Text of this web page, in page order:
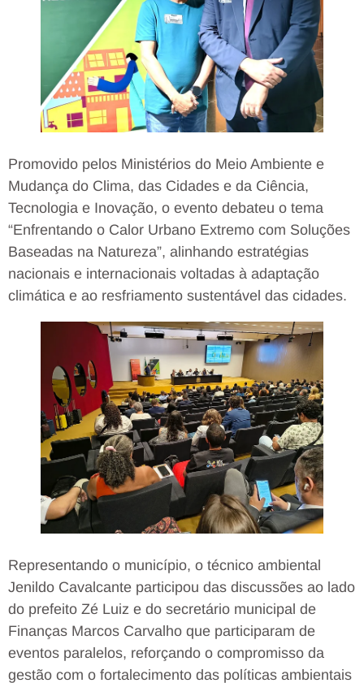
Promovido pelos Ministérios do Meio Ambiente e
Mudança do Clima, das Cidades e da Ciência,
Tecnologia e Inovação, o evento debateu o tema
“Enfrentando o Calor Urbano Extremo com Soluções
Baseadas na Natureza”, alinhando estratégias
nacionais e internacionais voltadas à adaptação
climática e ao resfriamento sustentável das cidades.
Representando o município, o técnico ambiental
Jenildo Cavalcante participou das discussões ao lado
do prefeito Zé Luiz e do secretário municipal de
Finanças Marcos Carvalho que participaram de
eventos paralelos, reforçando o compromisso da
gestão com o fortalecimento das políticas ambientais